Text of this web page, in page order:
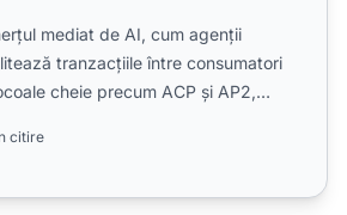
mediat de AI, cum agenții
tranzacțiile între consumatori
cheie precum ACP și AP2,
citire